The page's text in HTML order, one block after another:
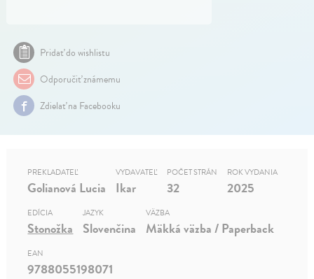
Pridať do wishlistu
Odporučiť známemu
Zdielať na Facebooku
PREKLADATEĽ
Golianová Lucia
VYDAVATEĽ
Ikar
POČET STRÁN
32
ROK VYDANIA
2025
EDÍCIA
Stonožka
JAZYK
Slovenčina
VÄZBA
Mäkká väzba / Paperback
EAN
9788055198071